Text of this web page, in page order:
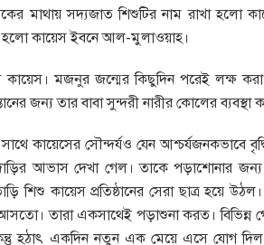
মাথায় সদ্যজাত শিশুটির নাম রাখা হলো
হলো কায়েস ইবনে আল-মুলাওয়াহ।
মজনুর জন্মের কিছুদিন পরেই লক্ষ
জন্য তার বাবা সুন্দরী নারীর কোলের ব্যবস্থা
কায়েসের সৌন্দর্যও যেন
আভাস দেখা গেল। তাকে পড়াশোনার জন্য
শিশু কায়েস প্রতিষ্ঠানের সেরা ছাত্র হয়ে
তারা একসাথেই পড়াশুনা করত। বিভিন্ন
হঠাৎ একদিন নতুন এক মেয়ে এসে যোগ দিল